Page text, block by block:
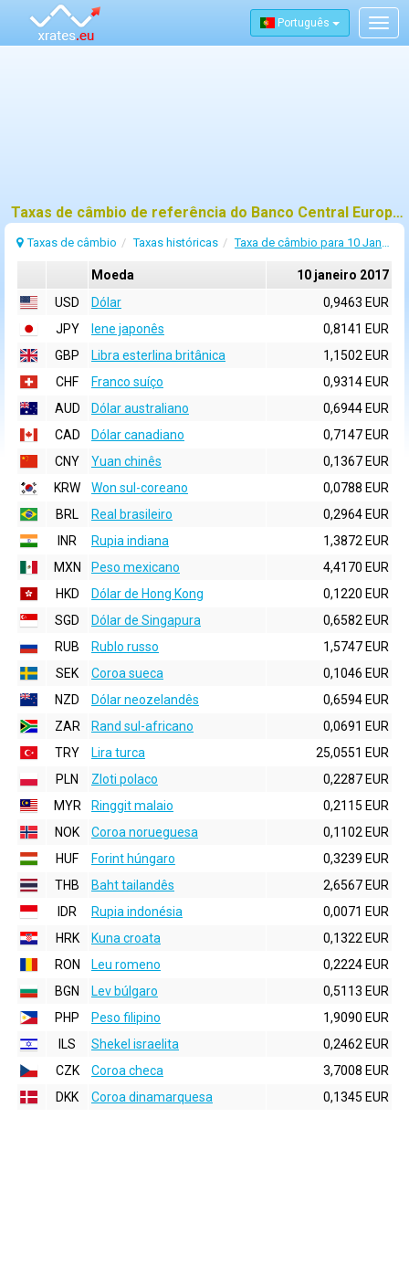
Português
Taxas de câmbio de referência do Banco Central Europeu (BCE) para 10 janeiro 2017
Taxas de câmbio Taxas históricas Taxa de câmbio para 10 Janeiro 2017
Moeda
10 janeiro 2017
USD
Dólar
0,9463 EUR
JPY
Iene japonês
0,8141 EUR
GBP
Libra esterlina britânica
1,1502 EUR
CHF
Franco suíço
0,9314 EUR
AUD
Dólar australiano
0,6944 EUR
CAD
Dólar canadiano
0,7147 EUR
CNY
Yuan chinês
0,1367 EUR
KRW
Won sul-coreano
0,0788 EUR
BRL
Real brasileiro
0,2964 EUR
INR
Rupia indiana
1,3872 EUR
MXN
Peso mexicano
4,4170 EUR
HKD
Dólar de Hong Kong
0,1220 EUR
SGD
Dólar de Singapura
0,6582 EUR
RUB
Rublo russo
1,5747 EUR
SEK
Coroa sueca
0,1046 EUR
NZD
Dólar neozelandês
0,6594 EUR
ZAR
Rand sul-africano
0,0691 EUR
TRY
Lira turca
25,0551 EUR
PLN
Zloti polaco
0,2287 EUR
MYR
Ringgit malaio
0,2115 EUR
NOK
Coroa norueguesa
0,1102 EUR
HUF
Forint húngaro
0,3239 EUR
THB
Baht tailandês
2,6567 EUR
IDR
Rupia indonésia
0,0071 EUR
HRK
Kuna croata
0,1322 EUR
RON
Leu romeno
0,2224 EUR
BGN
Lev búlgaro
0,5113 EUR
PHP
Peso filipino
1,9090 EUR
ILS
Shekel israelita
0,2462 EUR
CZK
Coroa checa
3,7008 EUR
DKK
Coroa dinamarquesa 0,1345 EUR